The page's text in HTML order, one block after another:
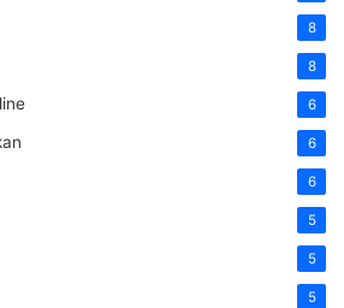
8
8
6
6
6
5
5
5